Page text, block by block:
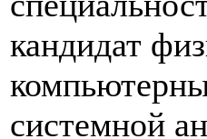
кандидат
системной